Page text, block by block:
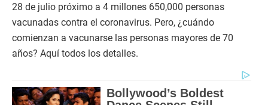
28 de julio próximo a 4 millones 650,000 personas
vacunadas contra el coronavirus. Pero, ¿cuándo
comienzan a vacunarse las personas mayores de 70
años? Aquí todos los detalles.